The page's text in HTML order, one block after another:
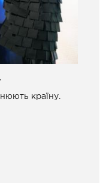
країну.